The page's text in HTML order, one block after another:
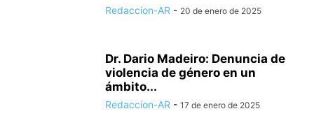
Redaccion-AR - 20 de enero de 2025
Dr. Dario Madeiro: Denuncia de
violencia de género en un
ámbito...
Redaccion-AR - 17 de enero de 2025